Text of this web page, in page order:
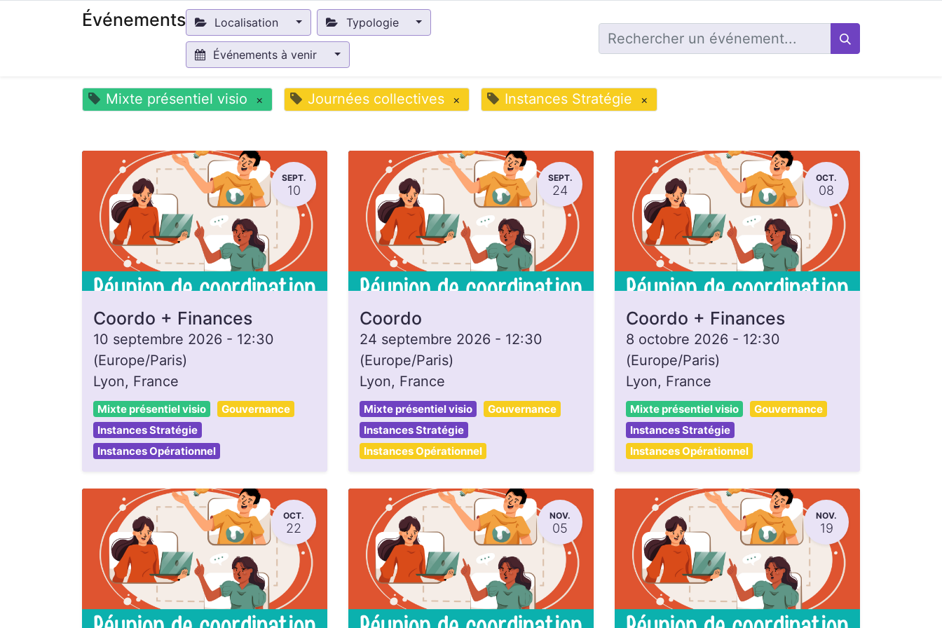
Événements Localisation Typologie
Événements à venir
Mixte présentiel visio × Journées collectives × Instances Stratégie ×
SEPT.
10
Coordo + Finances
10 septembre 2026 - 12:30
(Europe/Paris)
Lyon, France
Mixte présentiel visio
Gouvernance
Instances Stratégie
Instances Opérationnel
SEPT.
24
Coordo
24 septembre 2026 - 12:30
(Europe/Paris)
Lyon, France
Mixte présentiel visio
Gouvernance
Instances Stratégie
Instances Opérationnel
OCT.
08
Coordo + Finances
8 octobre 2026 - 12:30
(Europe/Paris)
Lyon, France
Mixte présentiel visio
Gouvernance
Instances Stratégie
Instances Opérationnel
OCT.
22
NOV.
05
NOV.
19